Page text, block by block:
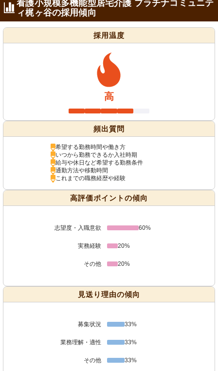
看護小規模多機能型居宅介護 プラチナコミュニテ
ィ梶ヶ谷の採用傾向
採用温度
高
頻出質問
希望する勤務時間や働き方
いつから勤務できるか入社時期
給与や休日など希望する勤務条件
通勤方法や移動時間
これまでの職務経歴や経験
高評価ポイントの傾向
志望度・入職意欲 60%
実務経験 20%
その他 20%
見送り理由の傾向
募集状況 33%
業務理解・適性 33%
その他 33%